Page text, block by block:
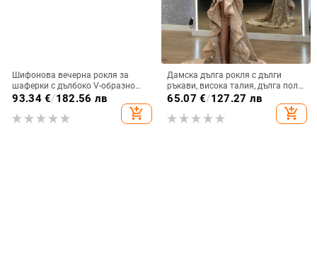
Шифонова вечерна рокля за
шаферки с дълбоко V-образно
деколте, дантела, къси ръкави,
93.34€/182.56 лв
add_shopping_cart
Дамска дълга рокля с дълги
ръкави, висока талия, дълга пола,
полиестер 95%+
65.07 €/127.27 лв
add_shopping_cart